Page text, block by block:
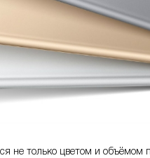
не только цветом и объёмом